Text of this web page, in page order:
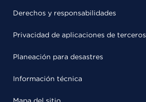
Derechos y responsabilidades
Privacidad de aplicaciones de terceros
Planeación para desastres
Información técnica